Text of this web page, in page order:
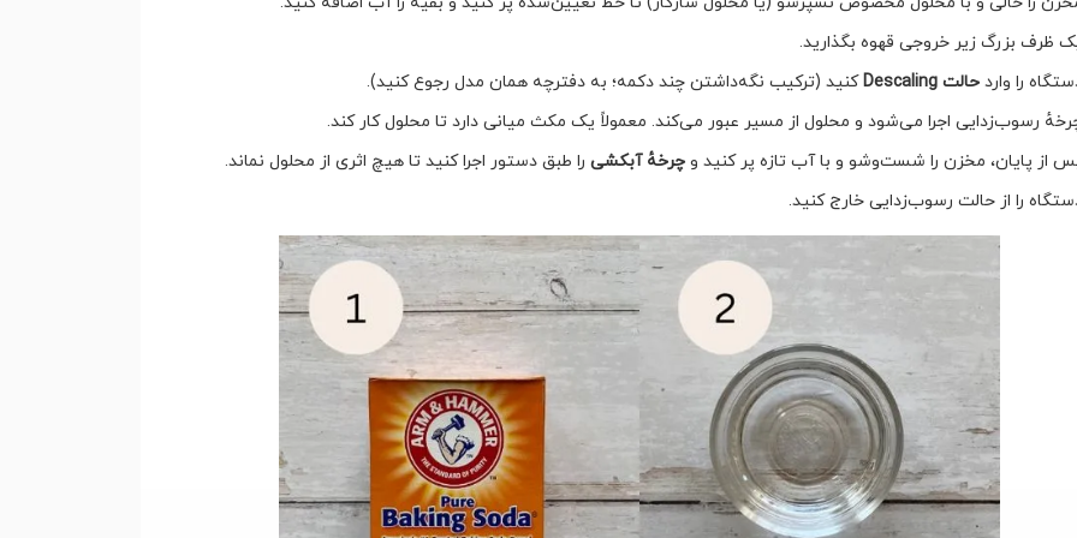
ظرف بزرگ زیر خروجی قهوه بگذارید.
را واردحالت Descaling
کنید (ترکیب نگه‌داشتن چند دکمه؛ به دفترچه همان مدل رجوع کنید).
رسوب‌زدایی اجرا می‌شود و محلول از مسیر عبور می‌کند. معمولاً یک مکث میانی دارد تا محلول کار کند.
از پایان، مخزن را شست‌وشو و با آب تازه پر کنید وچرخهٔ آبکشی را طبق دستور اجرا کنید تا هیچ اثری از محلول نماند.
را از حالت رسوب‌زدایی خارج کنید.